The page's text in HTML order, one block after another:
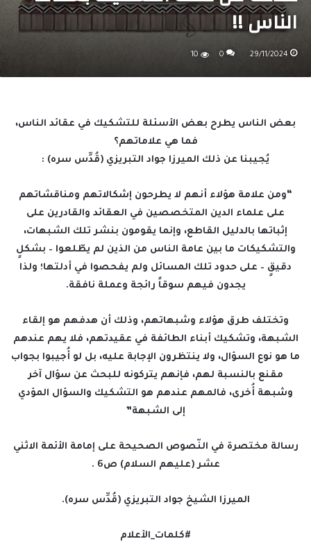
الناس !!
29/11/2024
0
10
بعض الناس يطرح بعض الأسئلة للتشكيك في عقائد الناس،
فما هي علاماتهم؟
يُجيبنا عن ذلك الميرزا جواد التبريزي (قُدِّس سره) :
“ومن علامة هؤلاء أنهم لا يطرحون إشكالاتهم ومناقشاتهم
على علماء الدين المتخصصين في العقائد والقادرين على
إثباتها بالدليل القاطع، وإنما يقومون بنشر تلك الشبهات،
والتشكيكات ما بين عامة الناس من الذين لم يطّلعوا – بشكلٍ
دقيقٍ – على حدود تلك المسائل ولم يفحصوا في أدلتها؛ ولذا
يجدون فيهم سوقاً رائجة وعملة نافقة.
وتختلف طرق هؤلاء وشبهاتهم، وذلك أن هدفهم هو إلقاء
الشبهة، وتشكيك أبناء الطائفة في عقيدتهم، فلا يهم عندهم
ما هو نوع السؤال، ولا ينتظرون الإجابة عليه، بل لو أُجيبوا بجواب
مقنع بالنسبة لهم، فإنهم يتركونه للبحث عن سؤال آخر
وشبهة أُخرى، فالمهم عندهم هو التشكيك والسؤال المؤدي
إلى الشبهة”
رسالة مختصرة في النّصوص الصحيحة على إمامة الأئمة الاثني
عشر (عليهم السلام) ص6 .
الميرزا الشيخ جواد التبريزي (قُدِّس سره).
#كلمات_الأعلام